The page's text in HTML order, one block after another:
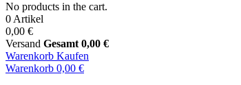
No products in the cart.
0 Artikel
0,00 €
Versand Gesamt 0,00 €
Warenkorb Kaufen
Warenkorb 0,00 €